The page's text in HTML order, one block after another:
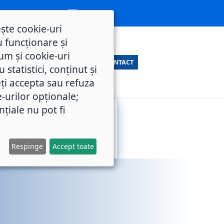
CONTACT
cookie-uri
funcționare și
și cookie-uri
statistici, conținut și
accepta sau refuza
urilor opționale;
nu pot fi
Respinge Accept toate